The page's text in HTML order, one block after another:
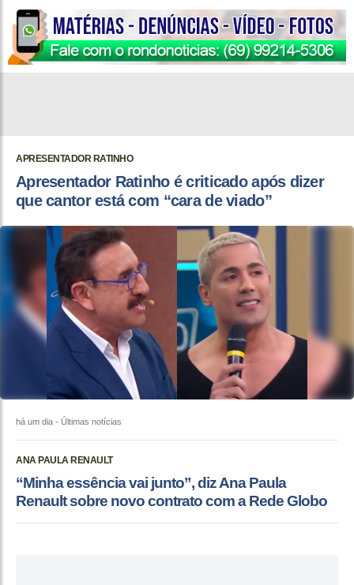
APRESENTADOR RATINHO
Apresentador Ratinho é criticado após dizer
que cantor está com “cara de viado”
há um dia - Últimas notícias
ANA PAULA RENAULT
“Minha essência vai junto”, diz Ana Paula
Renault sobre novo contrato com a Rede Globo